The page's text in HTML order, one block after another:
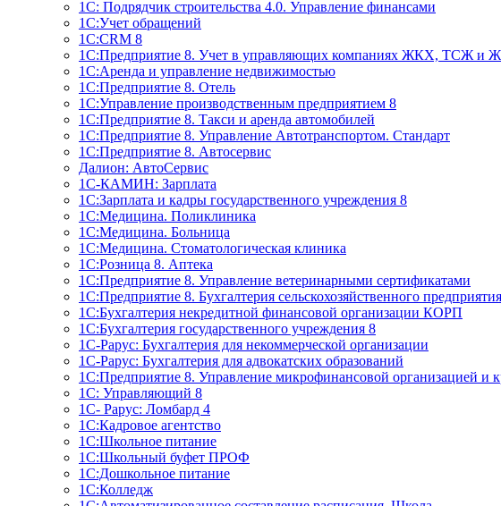
1С: Подрядчик строительства 4.0. Управление финансами
1С:Учет обращений
1C:CRM 8
1С:Предприятие 8. Учет в управляющих компаниях ЖКХ, ТСЖ и
1С:Аренда и управление недвижимостью
1С:Предприятие 8. Отель
1C:Управление производственным предприятием 8
1C:Предприятие 8. Такси и аренда автомобилей
1С:Предприятие 8. Управление Автотранспортом. Стандарт
1C:Предприятие 8. Автосервис
Далион: АвтоСервис
1С-КАМИН: Зарплата
1С:Зарплата и кадры государственного учреждения 8
1С:Медицина. Поликлиника
1С:Медицина. Больница
1С:Медицина. Стоматологическая клиника
1С:Розница 8. Аптека
1C:Предприятие 8. Управление ветеринарными сертификатами
1С:Предприятие 8. Бухгалтерия сельскохозяйственного предприятия
1C:Бухгалтерия некредитной финансовой организации КОРП
1С:Бухгалтерия государственного учреждения 8
1С-Рарус: Бухгалтерия для некоммерческой организации
1С-Рарус: Бухгалтерия для адвокатских образований
1С:Предприятие 8. Управление микрофинансовой организацией и
1С: Управляющий 8
1С- Рарус: Ломбард 4
1С:Кадровое агентство
1С:Школьное питание
1С:Школьный буфет ПРОФ
1C:Дошкольное питание
1С:Колледж